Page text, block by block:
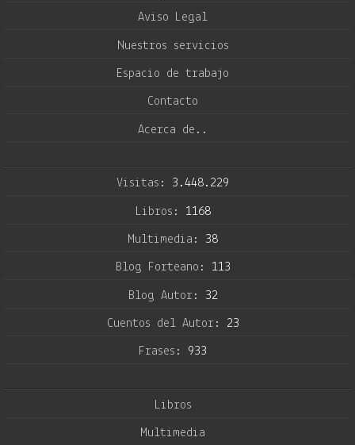
Aviso Legal
Nuestros servicios
Espacio de trabajo
Contacto
Acerca de..
Visitas: 3.448.229
Libros: 1168
Multimedia: 38
Blog Forteano: 113
Blog Autor: 32
Cuentos del Autor: 23
Frases: 933
Libros
Multimedia